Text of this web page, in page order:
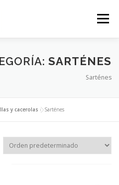
Menú
PRODUCTOSSARTÉNES
Sarténes
y cacerolas »Sarténes